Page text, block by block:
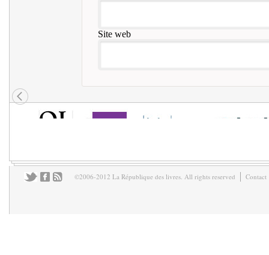
Site web
©2006-2012 La République des livres. All rights reserved Contact